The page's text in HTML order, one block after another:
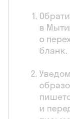
в
о
бланк.
и